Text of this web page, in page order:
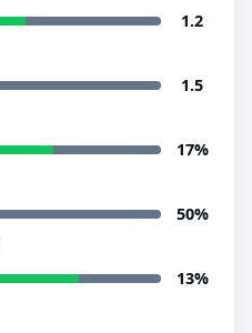
1.2
1.5
17%
50%
13%